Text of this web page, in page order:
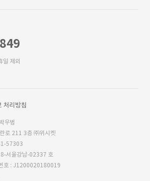
일 제외
처리방침
우범
로 211 3층 ㈜위시켓
57303
서울강남-02337 호
호 : J1200020180019